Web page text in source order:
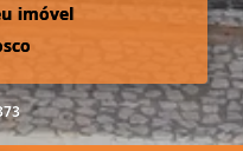
imóvel